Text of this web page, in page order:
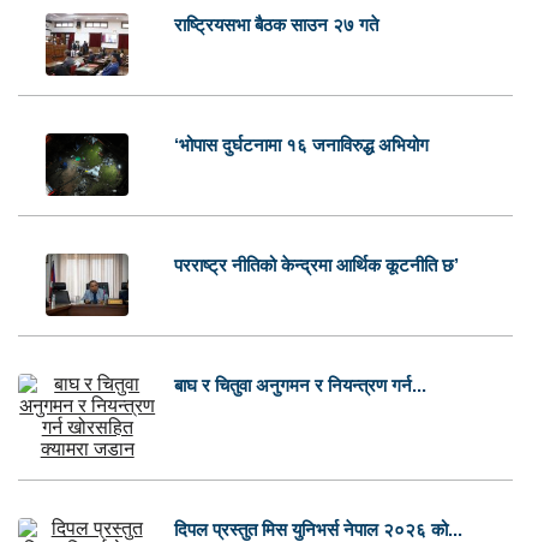
राष्ट्रियसभा बैठक साउन २७ गते
‘भोपास दुर्घटनामा १६ जनाविरुद्ध अभियोग
परराष्ट्र नीतिको केन्द्रमा आर्थिक कूटनीति छ’
बाघ र चितुवा अनुगमन र नियन्त्रण गर्न...
दिपल प्रस्तुत मिस युनिभर्स नेपाल २०२६ को...